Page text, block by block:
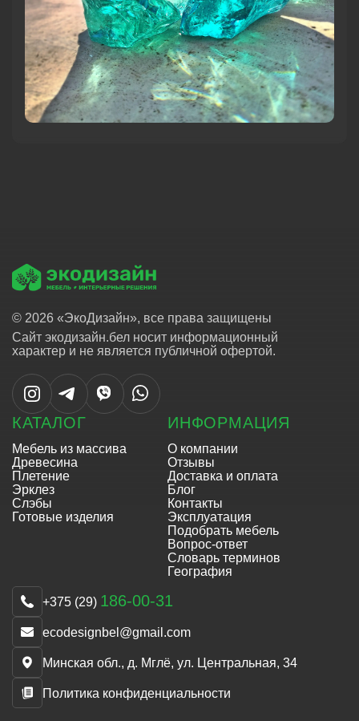
© 2026 «ЭкоДизайн», все права защищены
Сайт экодизайн.бел носит информационный
характер и не является публичной офертой.
КАТАЛОГ
Мебель из массива
Древесина
Плетение
Эрклез
Слэбы
Готовые изделия
ИНФОРМАЦИЯ
О компании
Отзывы
Доставка и оплата
Блог
Контакты
Эксплуатация
Подобрать мебель
Вопрос-ответ
Словарь терминов
География
+375 (29) 186-00-31
ecodesignbel@gmail.com
Минская обл., д. Мглё, ул. Центральная, 34
Политика конфиденциальности